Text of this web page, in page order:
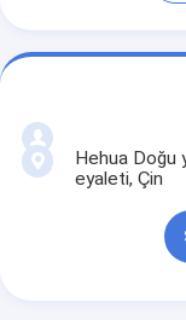
Hehua Doğu
eyaleti, Çin